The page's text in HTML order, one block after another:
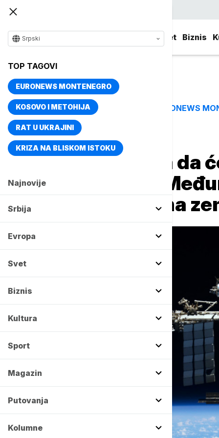
Svet Biznis
Srpski
TOP TAGOVI
EURONEWS MONTENEGRO
KOSOVO I METOHIJA
RAT U UKRAJINI
KRIZA NA BLISKOM ISTOKU
Najnovije
Srbija
Evropa
Svet
Biznis
Kultura
Sport
Magazin
Putovanja
Kolumne
TOP TAGOVI EURONEWS
Naslovna Svet
NASA potvrdila da
astronauta sa
stanice vratiti na